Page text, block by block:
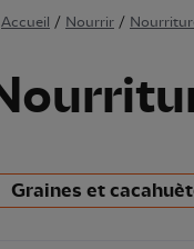
Accueil / Nourrir /
Graines et